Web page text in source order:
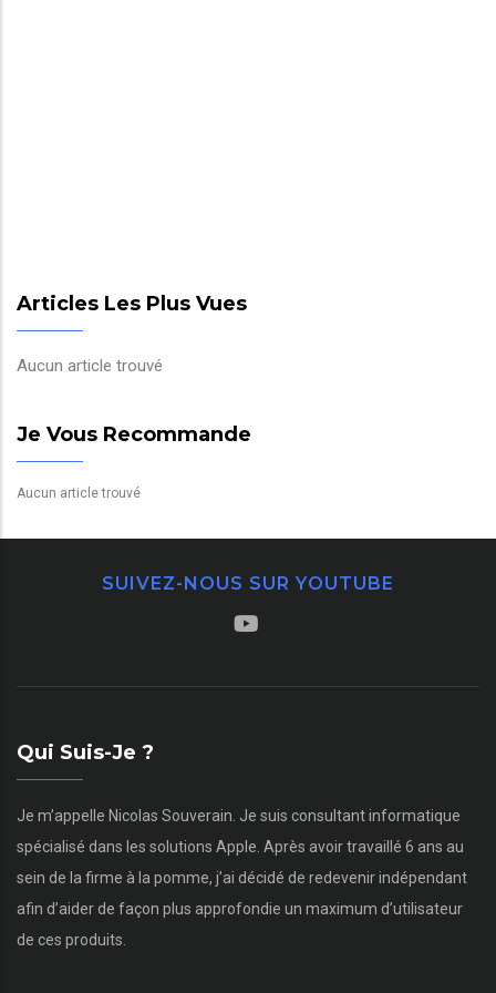
Articles Les Plus Vues
Aucun article trouvé
Je Vous Recommande
Aucun article trouvé
SUIVEZ-NOUS SUR YOUTUBE
Qui Suis-Je ?
Je m’appelle Nicolas Souverain. Je suis consultant informatique
spécialisé dans les solutions Apple. Après avoir travaillé 6 ans au
sein de la firme à la pomme, j’ai décidé de redevenir indépendant
afin d’aider de façon plus approfondie un maximum d’utilisateur
de ces produits.